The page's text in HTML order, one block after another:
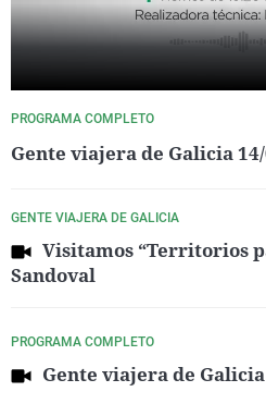
PROGRAMA COMPLETO
Gente viajera de Galicia
GENTE VIAJERA DE GALICIA
Visitamos “Territorios
Sandoval
PROGRAMA COMPLETO
Gente viajera de Galicia